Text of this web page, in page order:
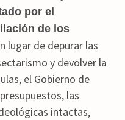
por el
de los
lugar de depurar las
y devolver la
el Gobierno de
las
intactas,